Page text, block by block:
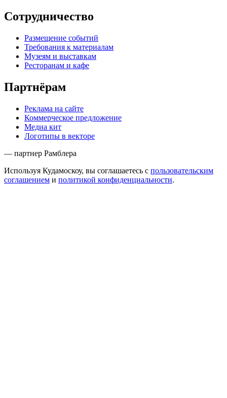
Сотрудничество
Размещение событий
Требования к материалам
Музеям и выставкам
Ресторанам и кафе
Партнёрам
Реклама на сайте
Коммерческое предложение
Медиа кит
Логотипы в векторе
— партнер Рамблера
Используя Кудамоскоу, вы соглашаетесь с пользовательским
соглашением и политикой конфиденциальности.